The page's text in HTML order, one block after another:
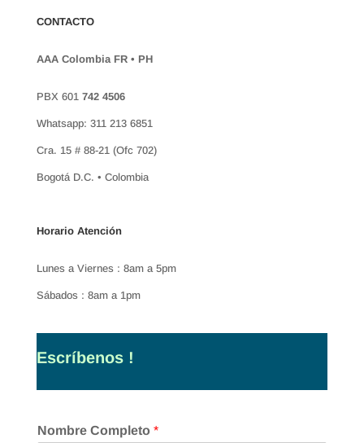
CONTACTO
AAA Colombia FR • PH
PBX 601 742 4506
Whatsapp: 311 213 6851
Cra. 15 # 88-21 (Ofc 702)
Bogotá D.C. • Colombia
Horario Atención
Lunes a Viernes : 8am a 5pm
Sábados : 8am a 1pm
Escríbenos !
Nombre Completo *